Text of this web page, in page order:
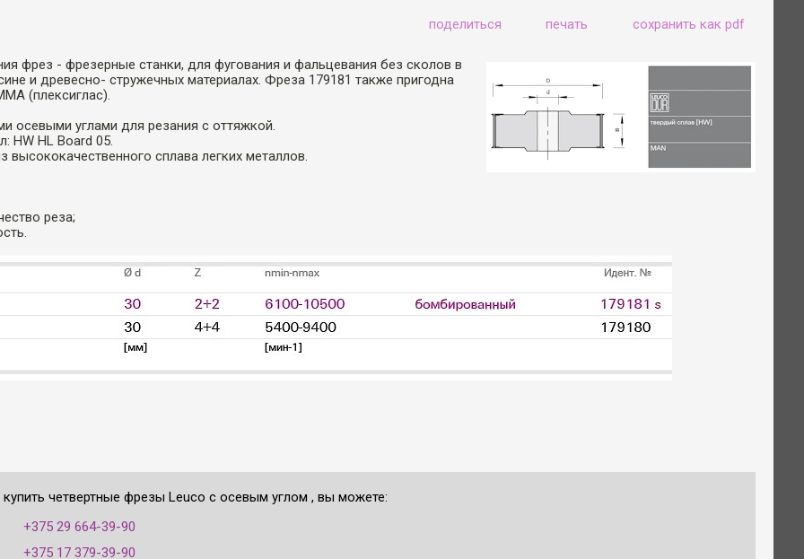
поделиться печать сохранить как pdf
фрез - фрезерные станки, для фугования и фальцевания без сколов в
и древесно- стружечных материалах. Фреза 179181 также пригодна
(плексиглас).
осевыми углами для резания с оттяжкой.
HW HL Board 05.
высококачественного сплава легких металлов.
реза;
купить четвертные фрезы Leuco с осевым углом , вы можете:
+375 29 664-39-90
+375 17 379-39-90